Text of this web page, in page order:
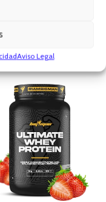
Aviso Legal
FRESA PLATANO,
CANELA, FRESA,
opciones